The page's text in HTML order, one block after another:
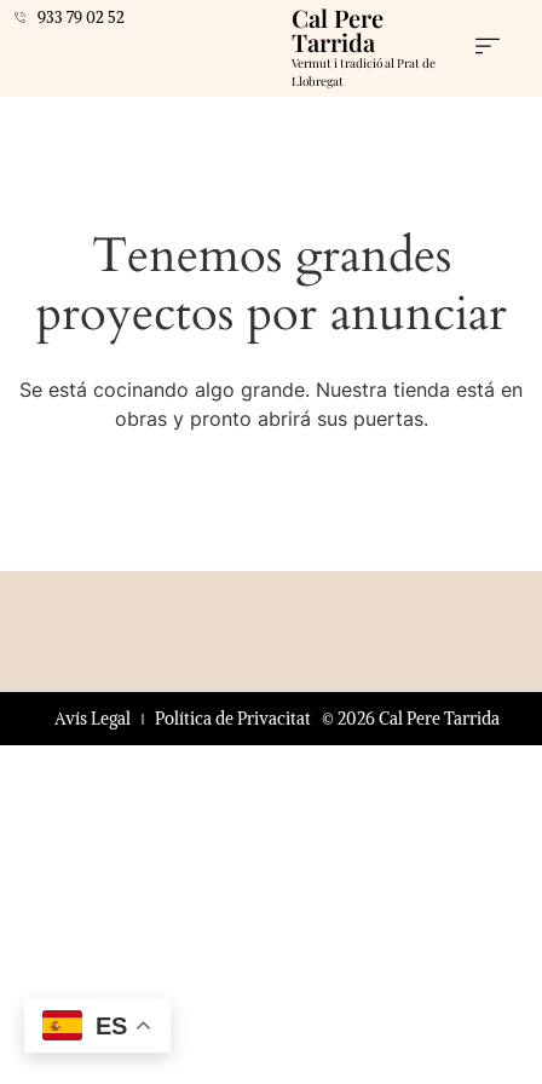
933 79 02 52 Cal Pere
Tarrida
Vermut i tradició al Prat de
Llobregat
Tenemos grandes
proyectos por anunciar
Se está cocinando algo grande. Nuestra tienda está en
obras y pronto abrirá sus puertas.
© 2026 Cal Pere Tarrida
Avís Legal Política de Privacitat
ES